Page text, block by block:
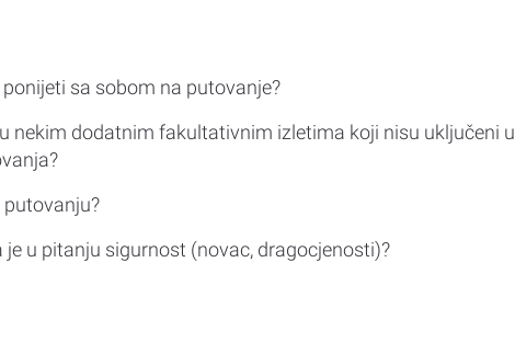
sa sobom na putovanje?
nekim dodatnim fakultativnim izletima koji nisu uključeni u
putovanju?
u pitanju sigurnost (novac, dragocjenosti)?